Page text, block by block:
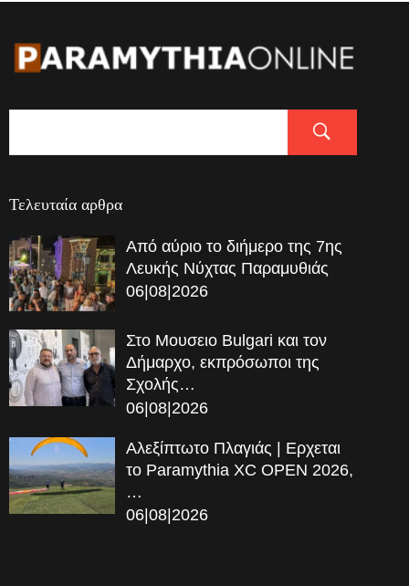
Τελευταία αρθρα
Από αύριο το διήμερο της 7ης
Λευκής Νύχτας Παραμυθιάς
06|08|2026
Στο Μουσειο Bulgari και τον
Δήμαρχο, εκπρόσωποι της
Σχολής…
06|08|2026
Αλεξίπτωτο Πλαγιάς | Ερχεται
το Paramythia XC OPEN 2026,
…
06|08|2026